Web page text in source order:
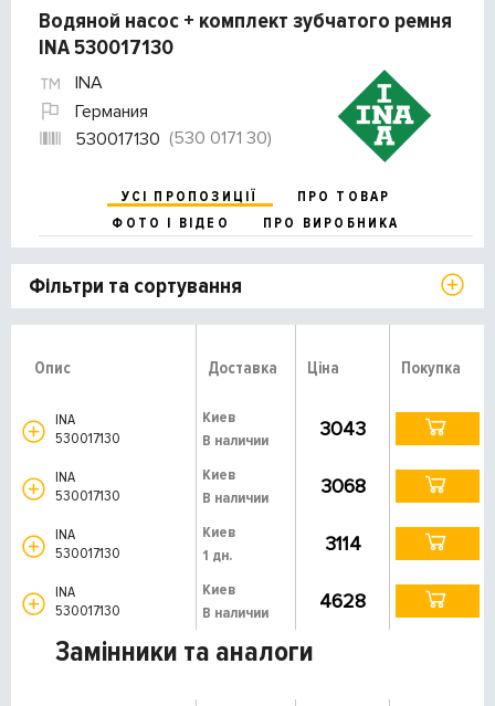
Водяной насос + комплект зубчатого ремня
INA 530017130
INA
Германия
530017130 (530 0171 30)
УСІ ПРОПОЗИЦІЇ
ПРО ТОВАР
ФОТО І ВІДЕО
ПРО ВИРОБНИКА
Фільтри та сортування
Опис Доставка Ціна Покупка
INA
530017130
Киев
В наличии
3043
INA
530017130
Киев
В наличии
3068
INA
530017130
Киев
1 дн.
3114
INA
530017130
Киев
В наличии
4628
Замінники та аналоги